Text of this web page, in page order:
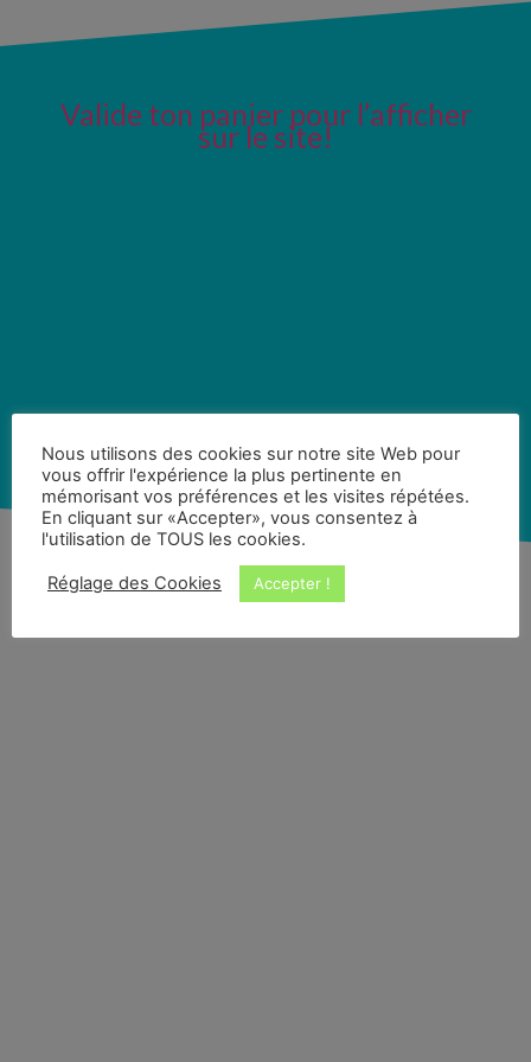
Valide ton panier pour l’afficher
sur le site!
Nous utilisons des cookies sur notre site Web pour
vous offrir l'expérience la plus pertinente en
mémorisant vos préférences et les visites répétées.
En cliquant sur «Accepter», vous consentez à
l'utilisation de TOUS les cookies.
Réglage des Cookies Accepter !